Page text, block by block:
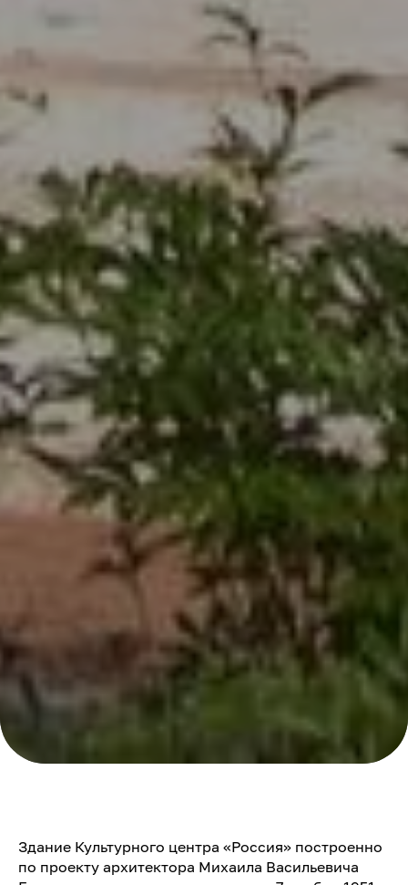
Здание Культурного центра «Россия» построенно
по проекту архитектора Михаила Васильевича